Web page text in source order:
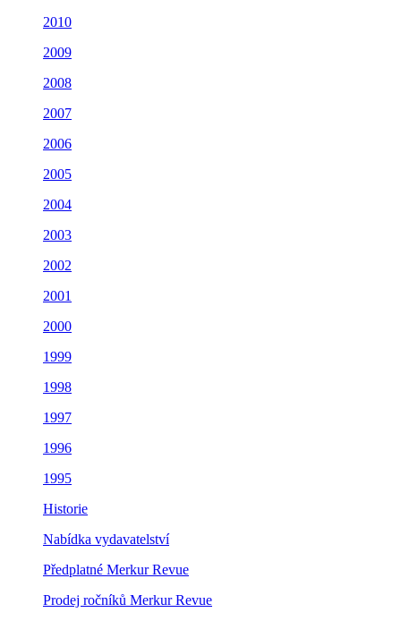
2010
2009
2008
2007
2006
2005
2004
2003
2002
2001
2000
1999
1998
1997
1996
1995
Historie
Nabídka vydavatelství
Předplatné Merkur Revue
Prodej ročníků Merkur Revue